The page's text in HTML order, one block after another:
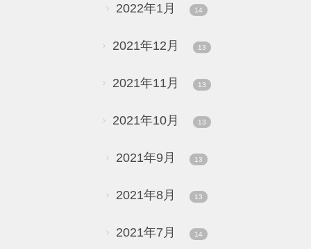
2022年1月 14
2021年12月 13
2021年11月 13
2021年10月 13
2021年9月 13
2021年8月 13
2021年7月 14